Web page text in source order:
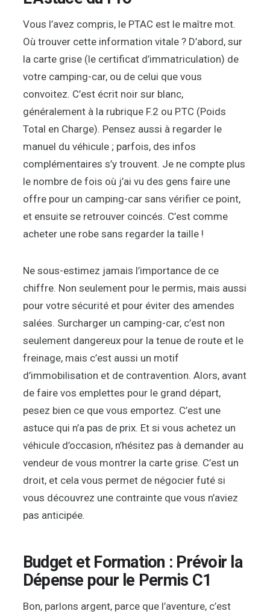
Vous l’avez compris, le PTAC est le maître mot.
Où trouver cette information vitale ? D’abord, sur
la carte grise (le certificat d’immatriculation) de
votre camping-car, ou de celui que vous
convoitez. C’est écrit noir sur blanc,
généralement à la rubrique F.2 ou P.TC (Poids
Total en Charge). Pensez aussi à regarder le
manuel du véhicule ; parfois, des infos
complémentaires s’y trouvent. Je ne compte plus
le nombre de fois où j’ai vu des gens faire une
offre pour un camping-car sans vérifier ce point,
et ensuite se retrouver coincés. C’est comme
acheter une robe sans regarder la taille !
Ne sous-estimez jamais l’importance de ce
chiffre. Non seulement pour le permis, mais aussi
pour votre sécurité et pour éviter des amendes
salées. Surcharger un camping-car, c’est non
seulement dangereux pour la tenue de route et le
freinage, mais c’est aussi un motif
d’immobilisation et de contravention. Alors, avant
de faire vos emplettes pour le grand départ,
pesez bien ce que vous emportez. C’est une
astuce qui n’a pas de prix. Et si vous achetez un
véhicule d’occasion, n’hésitez pas à demander au
vendeur de vous montrer la carte grise. C’est un
droit, et cela vous permet de négocier futé si
vous découvrez une contrainte que vous n’aviez
pas anticipée.
Budget et Formation : Prévoir la
Dépense pour le Permis C1
Bon, parlons argent, parce que l’aventure, c’est